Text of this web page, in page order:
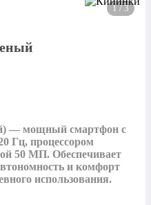
1 / 3
— мощный смартфон с
Гц, процессором
50 МП. Обеспечивает
и комфорт
использования.